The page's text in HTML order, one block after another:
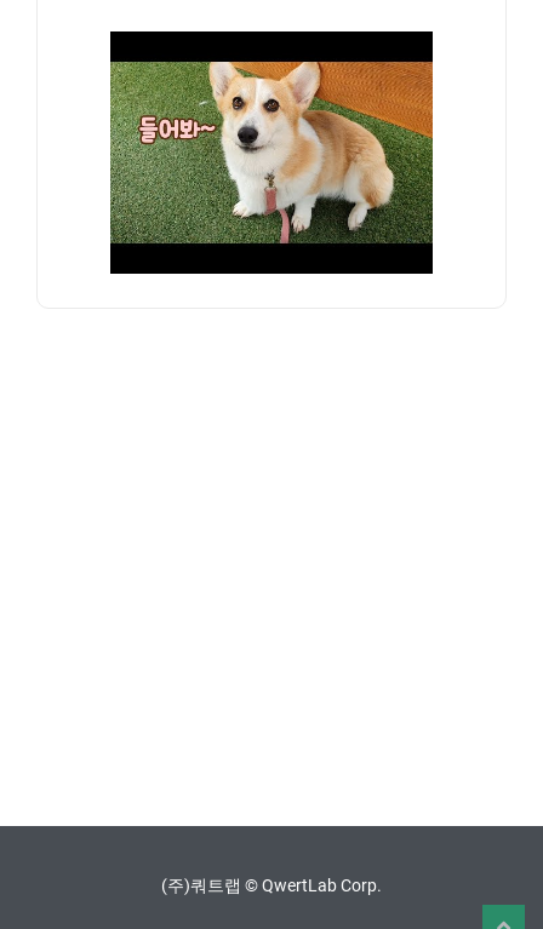
(주)쿼트랩 © QwertLab Corp.